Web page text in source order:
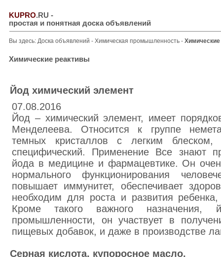
KUPRO.RU -
простая и понятная доска объявлений
Вы здесь: Доска объявлений - Химическая промышленность -
Химические реактивы
Йод химический элемент
07.08.2016
Йод – химический элемент, имеет
Менделеева. Относится к группе
темных кристаллов с легким блеском,
специфический. Применение Все знают
йода в медицине и фармацевтике. Он
нормального функционирования
повышает иммунитет, обеспечивает
необходим для роста и развития
Кроме такого важного
промышленности, он участвует в
пищевых добавок, и даже в производстве
Серная кислота, купоросное масло.